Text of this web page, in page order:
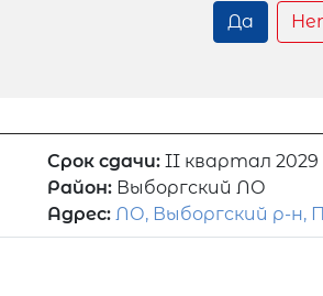
Да
Срок сдачи: II квартал 2029
Район: Выборгский ЛО
Адрес: ЛО, Выборгский р-н,